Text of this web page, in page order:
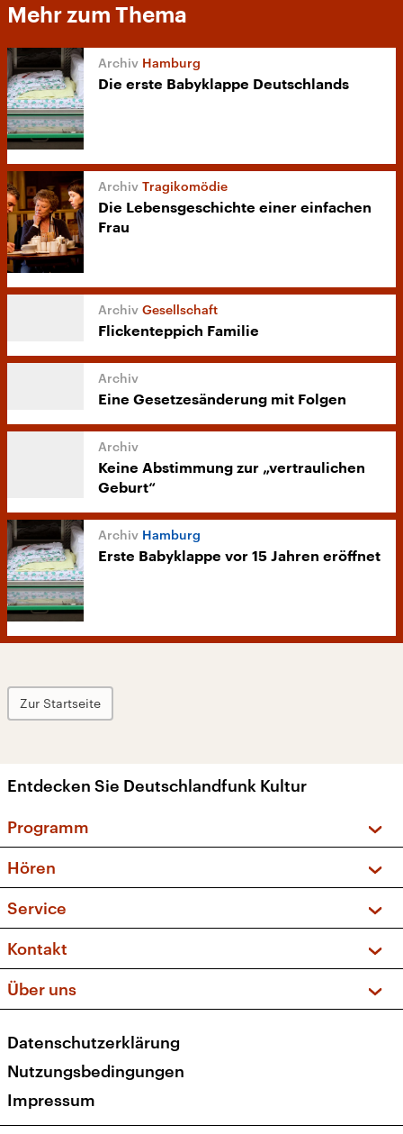
Mehr zum Thema
Hamburg
Die erste Babyklappe Deutschlands
Tragikomödie
Die Lebensgeschichte einer einfachen
Frau
Gesellschaft
Flickenteppich Familie
Eine Gesetzesänderung mit Folgen
Keine Abstimmung zur „vertraulichen
Geburt“
Hamburg
Erste Babyklappe vor 15 Jahren eröffnet
Zur Startseite
Entdecken Sie Deutschlandfunk Kultur
Programm
Sendungen und Podcasts
Musikliste
Kakadu – Das Kinderprogramm
Hören
Frequenzen (UKW + DAB+)
Service
FAQ
Apps
Newsletter
Veranstaltungen
Kontakt
Social Media
Über uns
Presse
Karriere
Transparenz
Datenschutzerklärung
Nutzungsbedingungen
Impressum